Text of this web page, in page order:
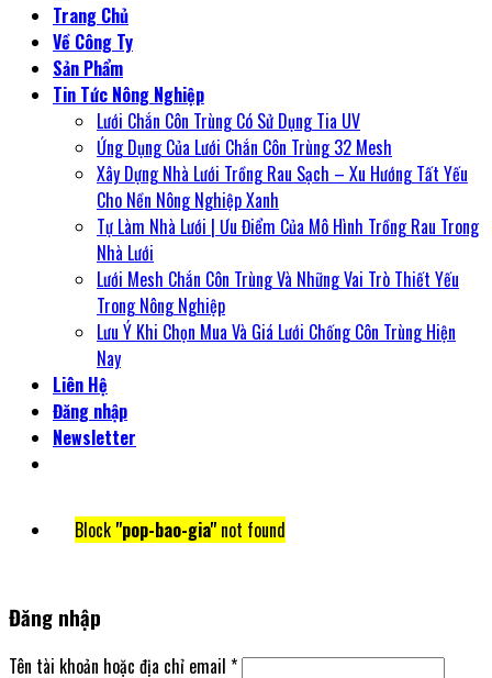
Trang Chủ
Về Công Ty
Sản Phẩm
Tin Tức Nông Nghiệp
Lưới Chắn Côn Trùng Có Sử Dụng Tia UV
Ứng Dụng Của Lưới Chắn Côn Trùng 32 Mesh
Xây Dựng Nhà Lưới Trồng Rau Sạch – Xu Hướng Tất Yếu
Cho Nền Nông Nghiệp Xanh
Tự Làm Nhà Lưới | Ưu Điểm Của Mô Hình Trồng Rau Trong
Nhà Lưới
Lưới Mesh Chắn Côn Trùng Và Những Vai Trò Thiết Yếu
Trong Nông Nghiệp
Lưu Ý Khi Chọn Mua Và Giá Lưới Chống Côn Trùng Hiện
Nay
Liên Hệ
Đăng nhập
Newsletter
Block "pop-bao-gia"not found
Đăng nhập
Tên tài khoản hoặc địa chỉ email *